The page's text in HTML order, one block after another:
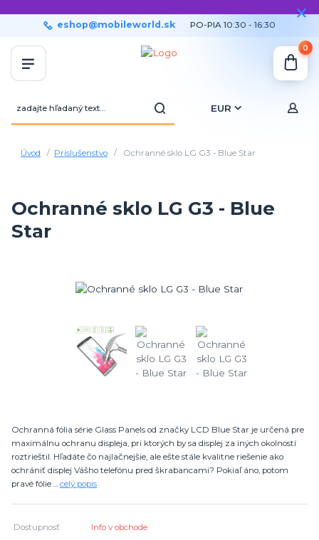
EUR
eshop@mobileworld.sk PO-PIA 10:30 - 16:30
0
Úvod Príslušenstvo Ochranné sklo LG G3 - Blue Star
Ochranné sklo LG G3 - Blue
Star
Ochranná fólia série Glass Panels od značky LCD Blue Star je určená pre
maximálnu ochranu displeja, pri ktorých by sa displej za iných okolností
roztrieštil. Hľadáte čo najlačnejšie, ale ešte stále kvalitne riešenie ako
ochrániť displej Vášho telefónu pred škrabancami? Pokiaľ áno, potom
pravé fólie ... celý popis
Dostupnosť Info v obchode